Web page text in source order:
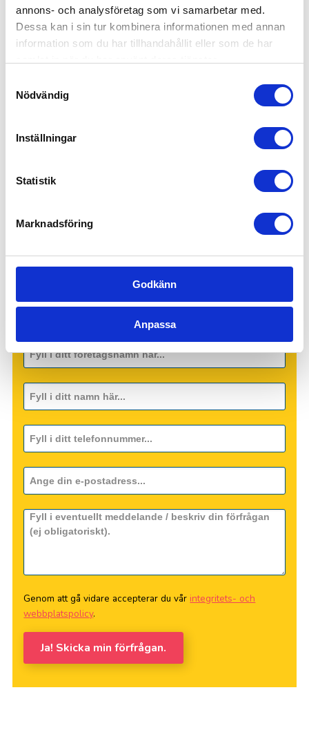
annons- och analysföretag som vi samarbetar med.
Dessa kan i sin tur kombinera informationen med annan
information som du har tillhandahållit eller som de har
Nödvändig
Inställningar
Statistik
Marknadsföring
Godkänn
Anpassa
Offertförfrågan
Kanske du behöver hjälp med detta också?
Kontorsstädning
Offentlig sektor – Hemtjänst, fönsterputs &
Värdar, informatörer & bemanning
Lager, logistik & industri
Försäljning, mötesbokning & handel
Kontakta oss idag för mer information!
Genom att gå vidare accepterar du vår integritets- och
webbplatspolicy.
Ja! Skicka min förfrågan.